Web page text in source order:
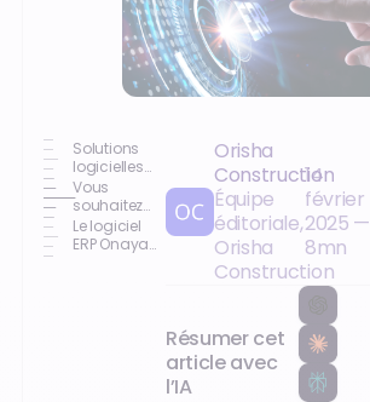
Solutions
logicielles
pour le BTP :
le guide
pour choisir
l’outil
adapté à
Vous
souhaitez
améliorer
rapidement
Le logiciel
ERP Onaya
Orisha
Construction
Équipe
éditoriale,
Orisha
Construction
14
février
2025 —
8mn
Résumer cet
article avec
l’IA